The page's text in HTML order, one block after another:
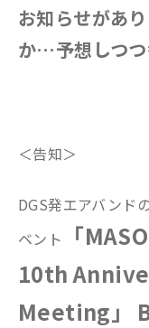
お知らせがあ
か…予想しつつ
＜告知＞
DGS発エアバンド
ベント
「
10th
Meeting」